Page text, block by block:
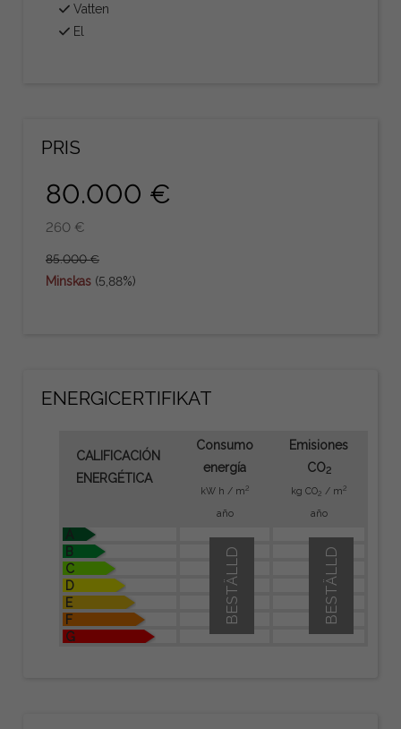
Vatten
El
PRIS
80.000 €
260 €
85.000 €
Minskas (5,88%)
ENERGICERTIFIKAT
CALIFICACIÓN
ENERGÉTICA
Consumo
energía
kW h / m2
año
Emisiones
CO2
kg CO2 / m2
año
A
B
C
D
E
F
G
BESTÄLLD
BESTÄLLD